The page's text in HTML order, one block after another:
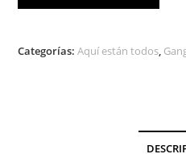
Gangzaï
Categorías:Aquí están todos,